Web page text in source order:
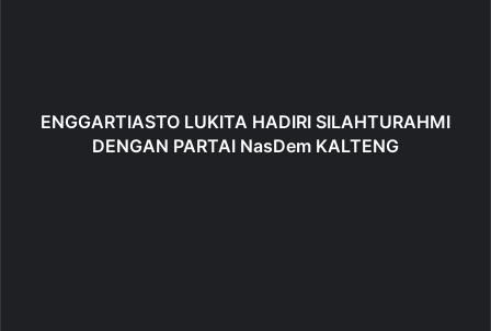
ENGGARTIASTO LUKITA HADIRI SILAHTURAHMI
DENGAN PARTAI NasDem KALTENG